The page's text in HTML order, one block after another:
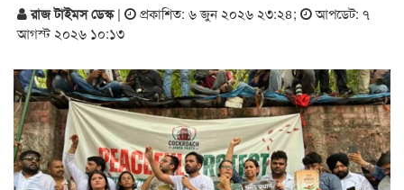
রাজ টাইমস ডেস্ক| প্রকাশিত: ৬ জুন ২০২৬ ২৩:২৪;
আপডেট: ৭
আগস্ট ২০২৬ ১০:১৩